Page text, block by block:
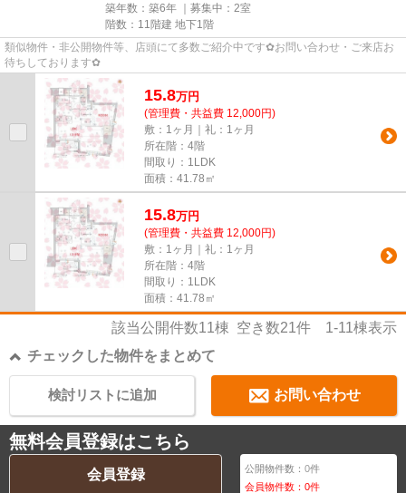
築年数：築6年 ｜募集中： 2室
階数：11階建 地下1階
類似物件・非公開物件等、店頭にて多数ご紹介中です✿お問い合わせ・ご来店お
待ちしております✿
15.8万円
(管理費・共益費 12,000円)
敷：1ヶ月｜礼：1ヶ月
所在階：4階
間取り：1LDK
面積：41.78㎡
15.8万円
(管理費・共益費 12,000円)
敷：1ヶ月｜礼：1ヶ月
所在階：4階
間取り：1LDK
面積：41.78㎡
該当公開件数11棟 空き数21件 1-11棟表示
チェックした物件をまとめて
お問い合わせ
検討リストに追加
無料会員登録はこちら
会員登録 公開物件数：0件
会員物件数：0件